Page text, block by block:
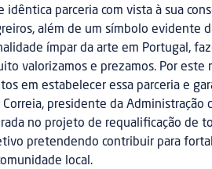
parceria com vista à sua
além de um símbolo evidente
ímpar da arte em Portugal,
valorizamos e prezamos. Por este
em estabelecer essa parceria e
Correia, presidente da Administração
no projeto de requalificação de
pretendendo contribuir para
local.